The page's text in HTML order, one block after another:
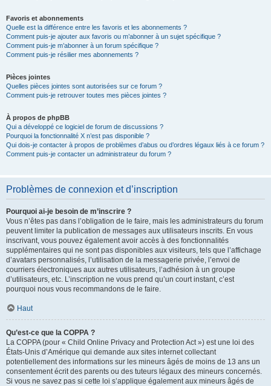
Favoris et abonnements
Quelle est la différence entre les favoris et les abonnements ?
Comment puis-je ajouter aux favoris ou m’abonner à un sujet spécifique ?
Comment puis-je m’abonner à un forum spécifique ?
Comment puis-je résilier mes abonnements ?
Pièces jointes
Quelles pièces jointes sont autorisées sur ce forum ?
Comment puis-je retrouver toutes mes pièces jointes ?
À propos de phpBB
Qui a développé ce logiciel de forum de discussions ?
Pourquoi la fonctionnalité X n’est pas disponible ?
Qui dois-je contacter à propos de problèmes d’abus ou d’ordres légaux liés à ce forum ?
Comment puis-je contacter un administrateur du forum ?
Problèmes de connexion et d’inscription
Pourquoi ai-je besoin de m’inscrire ?
Vous n’êtes pas dans l’obligation de le faire, mais les administrateurs du forum
peuvent limiter la publication de messages aux utilisateurs inscrits. En vous
inscrivant, vous pouvez également avoir accès à des fonctionnalités
supplémentaires qui ne sont pas disponibles aux visiteurs, tels que l’affichage
d’avatars personnalisés, l’utilisation de la messagerie privée, l’envoi de
courriers électroniques aux autres utilisateurs, l’adhésion à un groupe
d’utilisateurs, etc. L’inscription ne vous prend qu’un court instant, c’est
pourquoi nous vous recommandons de le faire.
Haut
Qu’est-ce que la COPPA ?
La COPPA (pour « Child Online Privacy and Protection Act ») est une loi des
États-Unis d’Amérique qui demande aux sites internet collectant
potentiellement des informations sur les mineurs âgés de moins de 13 ans un
consentement écrit des parents ou des tuteurs légaux des mineurs concernés.
Si vous ne savez pas si cette loi s’applique également aux mineurs âgés de